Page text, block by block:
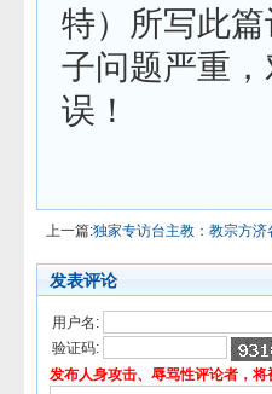
特）所写此
子问题严重
误！
上一篇:独家专访台主教：教宗方济
发表评论
用户名:
验证码:
发布人身攻击、辱骂性评论者，将